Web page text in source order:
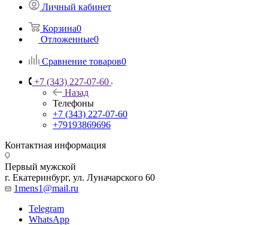
Личный кабинет
Корзина0
Отложенные0
Сравнение товаров0
+7 (343) 227-07-60
Назад
Телефоны
+7 (343) 227-07-60
+79193869696
Контактная информация
Первый мужской
г. Екатеринбург, ул. Луначарского 60
1mens1@mail.ru
Telegram
WhatsApp